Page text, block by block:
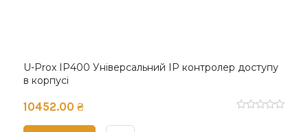
U-Prox IP400 Універсальний IP контролер доступу
в корпусі
10452.00 ₴